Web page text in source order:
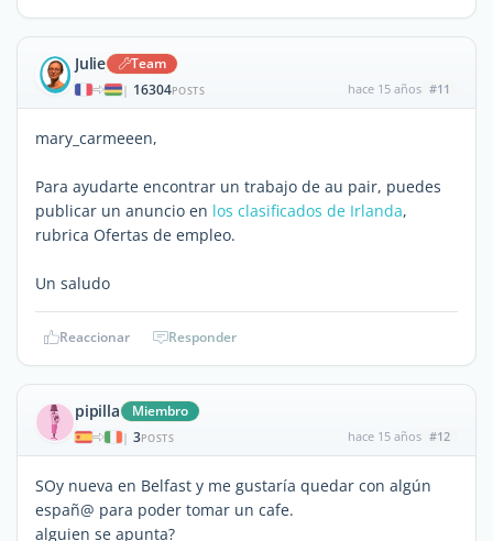
Julie Team
| 16304POSTS hace 15 años #11
mary_carmeeen,
Para ayudarte encontrar un trabajo de au pair, puedes
publicar un anuncio en los clasificados de Irlanda,
rubrica Ofertas de empleo.
Un saludo
Reaccionar Responder
pipilla Miembro
| 3POSTS hace 15 años #12
SOy nueva en Belfast y me gustaría quedar con algún
españ@ para poder tomar un cafe.
alguien se apunta?